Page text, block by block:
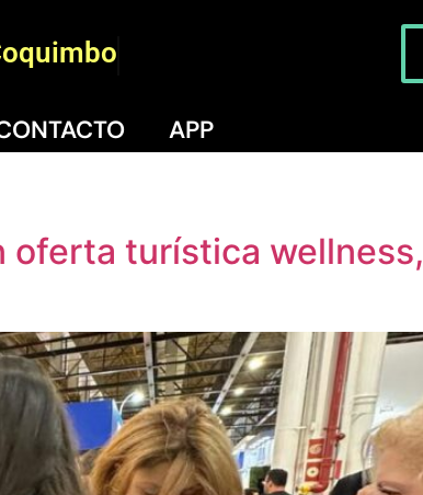
Serena
APP
oferta turística wellness,